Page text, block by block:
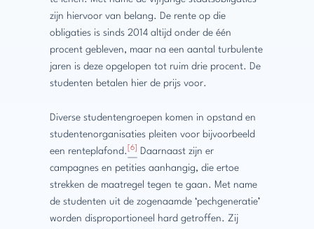
zijn hiervoor van belang. De rente op die
obligaties is sinds 2014 altijd onder de één
procent gebleven, maar na een aantal turbulente
jaren is deze opgelopen tot ruim drie procent. De
studenten betalen hier de prijs voor.
Diverse studentengroepen komen in opstand en
studentenorganisaties pleiten voor bijvoorbeeld
een renteplafond. [6]
Daarnaast zijn er
campagnes en petities aanhangig, die ertoe
strekken de maatregel tegen te gaan. Met name
de studenten uit de zogenaamde ‘pechgeneratie’
worden disproportioneel hard getroffen. Zij